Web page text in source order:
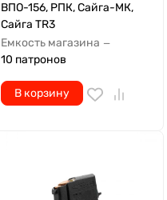
ВПО-156, РПК, Сайга-МК,
Сайга TR3
Емкость магазина —
10 патронов
В корзину